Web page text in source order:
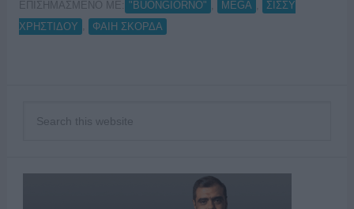
ΕΠΙΣΗΜΑΣΜΕΝΟ ΜΕ: "BUONGIORNO" MEGA
ΣΙΣΣΥ
ΧΡΗΣΤΙΔΟΥ
ΦΑΙΗ ΣΚΟΡΔΑ